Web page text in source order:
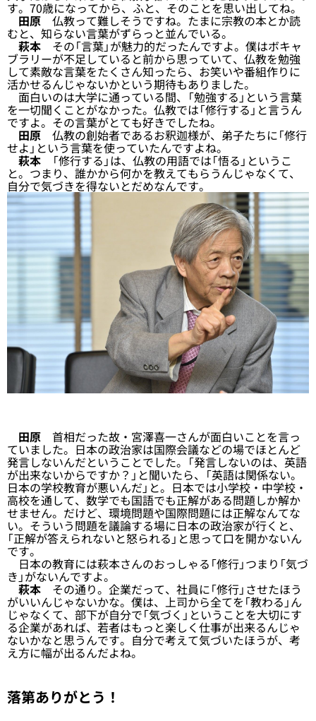
す。70歳になってから、ふと、そのことを思い出してね。
田原 仏教って難しそうですね。たまに宗教の本とか読
むと、知らない言葉がずらっと並んでいる。
萩本 その「言葉」が魅力的だったんですよ。僕はボキャ
ブラリーが不足していると前から思っていて、仏教を勉強
して素敵な言葉をたくさん知ったら、お笑いや番組作りに
活かせるんじゃないかという期待もありました。
面白いのは大学に通っている間、「勉強する」という言葉
を一切聞くことがなかった。仏教では「修行する」と言うん
ですよ。その言葉がとても好きでしたね。
田原 仏教の創始者であるお釈迦様が、弟子たちに「修行
せよ」という言葉を使っていたんですよね。
萩本 「修行する」は、仏教の用語では「悟る」というこ
と。つまり、誰かから何かを教えてもらうんじゃなくて、
自分で気づきを得ないとだめなんです。
田原 首相だった故・宮澤喜一さんが面白いことを言っ
ていました。日本の政治家は国際会議などの場でほとんど
発言しないんだということでした。「発言しないのは、英語
が出来ないからですか？」と聞いたら、「英語は関係ない。
日本の学校教育が悪いんだ」と。日本では小学校・中学校・
高校を通して、数学でも国語でも正解がある問題しか解か
せません。だけど、環境問題や国際問題には正解なんてな
い。そういう問題を議論する場に日本の政治家が行くと、
「正解が答えられないと怒られる」と思って口を開かないん
です。
日本の教育には萩本さんのおっしゃる「修行」つまり「気づ
き」がないんですよ。
萩本 その通り。企業だって、社員に「修行」させたほう
がいいんじゃないかな。僕は、上司から全てを「教わる」ん
じゃなくて、部下が自分で「気づく」ということを大切にす
る企業があれば、若者はもっと楽しく仕事が出来るんじゃ
ないかなと思うんです。自分で考えて気づいたほうが、考
え方に幅が出るんだよね。
落第ありがとう！